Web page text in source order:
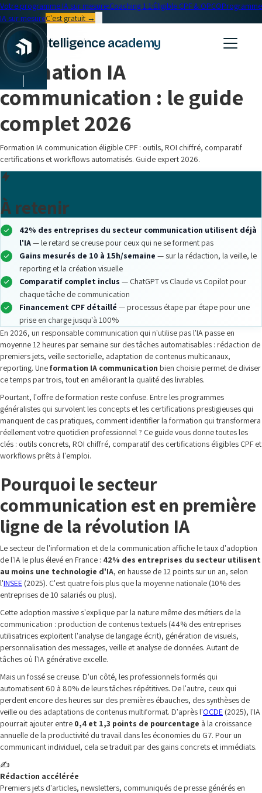
|
Votre programme IA sur mesure·Coaching 1:1·Éligible CPF & OPCOProgramme
IA sur mesureC'est gratuit →
intelligence academy
← Blog
Formation IA• 16 min read
Formation IA
communication : le guide
complet 2026
Formation IA communication éligible CPF : outils, ROI chiffré, comparatif
certifications et workflows automatisés. Guide expert 2026.
À retenir
42% des entreprises du secteur communication utilisent déjà
l'IA— le retard se creuse pour ceux qui ne se forment pas
Gains mesurés de 10 à 15h/semaine — sur la rédaction, la veille, le
reporting et la création visuelle
Comparatif complet inclus — ChatGPT vs Claude vs Copilot pour
chaque tâche de communication
Financement CPF détaillé — processus étape par étape pour une
prise en charge jusqu'à 100%
En 2026, un responsable communication qui n'utilise pas l'IA passe en
moyenne 12 heures par semaine sur des tâches automatisables : rédaction de
premiers jets, veille sectorielle, adaptation de contenus multicanaux,
reporting. Uneformation IA communication bien choisie permet de diviser
ce temps par trois, tout en améliorant la qualité des livrables.
Pourtant, l'offre de formation reste confuse. Entre les programmes
généralistes qui survolent les concepts et les certifications prestigieuses qui
manquent de cas pratiques, comment identifier la formation qui transformera
réellement votre quotidien professionnel ? Ce guide vous donne toutes les
clés : outils concrets, ROI chiffré, comparatif des certifications éligibles CPF et
workflows prêts à l'emploi.
Pourquoi le secteur
communication est en première
ligne de la révolution IA
Le secteur de l'information et de la communication affiche le taux d'adoption
de l'IA le plus élevé en France : 42% des entreprises du secteur utilisent
au moins une technologie d'IA, en hausse de 12 points sur un an, selon
l'INSEE (2025). C'est quatre fois plus que la moyenne nationale (10% des
entreprises de 10 salariés ou plus).
Cette adoption massive s'explique par la nature même des métiers de la
communication : production de contenus textuels (44% des entreprises
utilisatrices exploitent l'analyse de langage écrit), génération de visuels,
personnalisation des messages, veille et analyse de données. Autant de
tâches où l'IA générative excelle.
Mais un fossé se creuse. D'un côté, les professionnels formés qui
automatisent 60 à 80% de leurs tâches répétitives. De l'autre, ceux qui
perdent encore des heures sur des premières ébauches, des synthèses de
veille ou des adaptations de contenus multiformat. D'après l'OCDE (2025), l'IA
pourrait ajouter entre 0,4 et 1,3 points de pourcentage à la croissance
annuelle de la productivité du travail dans les économies du G7. Pour un
communicant individuel, cela se traduit par des gains concrets et immédiats.
✍️
Rédaction accélérée
Premiers jets d'articles, newsletters, communiqués de presse générés en